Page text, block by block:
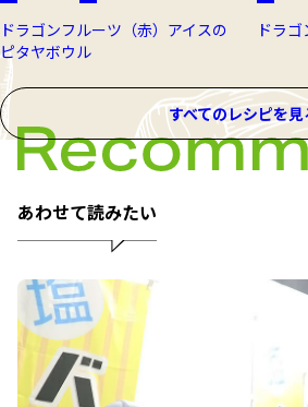
ドラゴンフルーツ（赤）アイスの
ピタヤボウル
ドラ
すべてのレシピを見
あわせて読みたい